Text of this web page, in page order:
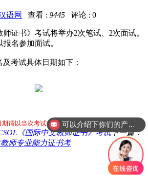
语网 查看 : 9445 评论 : 0
师证书》考试将举办2次笔试、2次面试。
名参加面试。
及考试具体日期如下：
期请以当次考试的正式通知为准！
《国际中文教师证书》考试下一篇：
师专业能力证书考
可以介绍下你们的产品么？